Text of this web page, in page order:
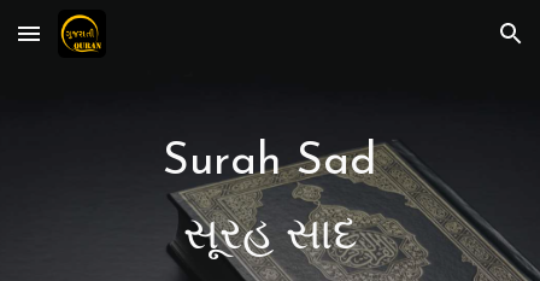
Skip to main content Skip to navigation
Surah Sad
સૂરહ સાદ